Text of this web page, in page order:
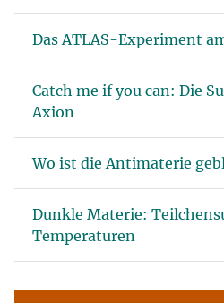
Das ATLAS-Experiment
Catch me if you can: Die
Axion
Wo ist die Antimaterie
Dunkle Materie:
Temperaturen